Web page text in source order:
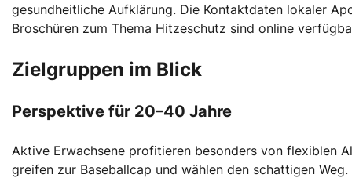
gesundheitliche Aufklärung. Die Kontaktdaten lokaler
Broschüren zum Thema Hitzeschutz sind online
Zielgruppen im Blick
Perspektive für 20–40 Jahre
Aktive Erwachsene profitieren besonders von flexiblen
greifen zur Baseballcap und wählen den schattigen